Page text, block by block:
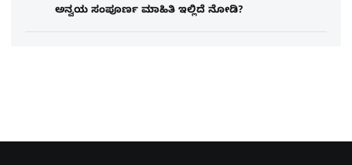
ಅನ್ವಯ ಸಂಪೂರ್ಣ ಮಾಹಿತಿ ಇಲ್ಲಿದೆ ನೋಡಿ?